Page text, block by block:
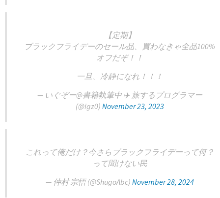
【定期】
ブラックフライデーのセール品、買わなきゃ全品100%
オフだぞ！！
一旦、冷静になれ！！！
— いぐぞー@書籍執筆中 ✈️ 旅するプログラマー
(@igz0) November 23, 2023
これって俺だけ？今さらブラックフライデーって何？
って聞けない民
— 仲村 宗悟 (@ShugoAbc) November 28, 2024